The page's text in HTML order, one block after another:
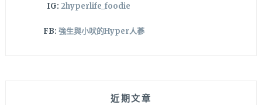
IG: 2hyperlife_foodie
FB: 強生與小吠的Hyper人蔘
近期文章